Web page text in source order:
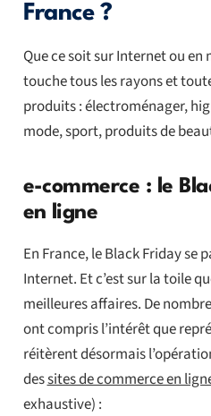
France ?
Que ce soit sur Internet ou en
touche tous les rayons et
produits : électroménager,
mode, sport, produits de
e-commerce : le
en ligne
En France, le Black Friday se
Internet. Et c’est sur la toile
meilleures affaires. De
ont compris l’intérêt que
réitèrent désormais
dessites de commerce en
exhaustive) :